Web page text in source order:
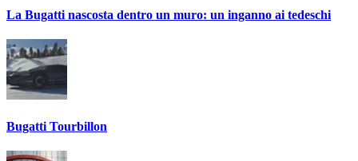
La Bugatti nascosta dentro un muro: un inganno ai tedeschi
Bugatti Tourbillon